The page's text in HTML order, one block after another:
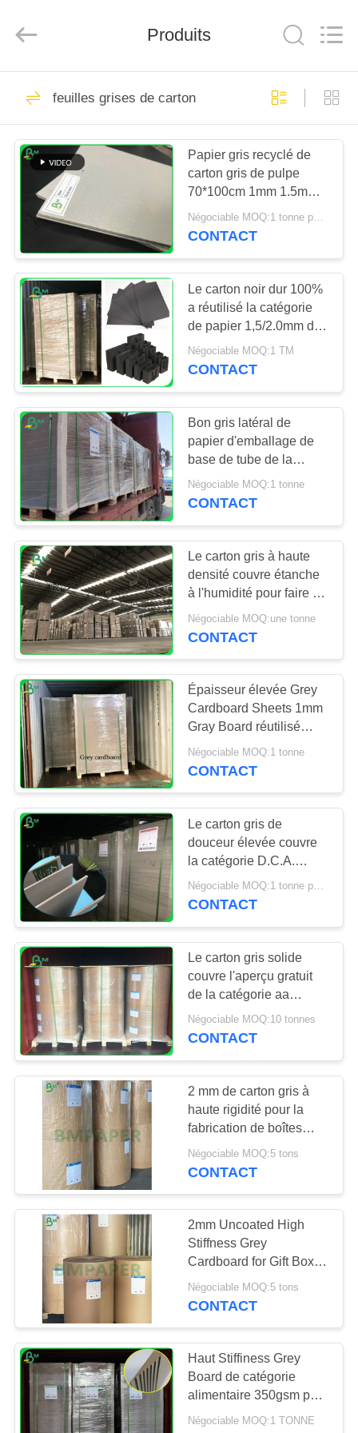
MAISON
PRODUITS
SUJET
NOUS
VISITE
D'USINE
CONTRÔLE
DE
QUALITÉ
CONTACTEZ-
NOUS
NOUVELLES
CAS
PLAN
DU
SITE
PRIVACY
POLICY
LTD..
papier d'emballage
blanc
760
petit pain brun de
papier d'emballage
702
panneau de
revêtement de
papier d'emballage
Papier enduit de PE
409
papier offset
Papier d'art de
lustre
398
Papier non-enduit
de Woodfree
261
Carton de SBS
Produits
feuilles grises de carton
Papier gris recyclé de
carton gris de pulpe
70*100cm 1mm 1.5mm
2mm feuilles de carton
gris pour l'emballage
Négociable MOQ:1 tonne pour la taille spéciale et 10 tonnes pour la taille standard
CONTACT
Le carton noir dur 100%
a réutilisé la catégorie
de papier 1,5/2.0mm de
D.C.A. pour des sacs à
main
Négociable MOQ:1 TM
CONTACT
Bon gris latéral de
papier d'emballage de
base de tube de la
tension 250gsm 350gsm
Doulble
Négociable MOQ:1 tonne
CONTACT
Le carton gris à haute
densité couvre étanche
à l'humidité pour faire la
taille de boîtes adaptée
aux besoins du client
Négociable MOQ:une tonne
CONTACT
Épaisseur élevée Grey
Cardboard Sheets 1mm
Gray Board réutilisé
1.5mm non-enduit
Négociable MOQ:1 tonne
CONTACT
Le carton gris de
douceur élevée couvre
la catégorie D.C.A.
1.5mm 2.0mm 2.5mm
pour l'empaquetage
Négociable MOQ:1 tonne pour la taille spéciale et 10 tonnes pour la taille standard
CONTACT
Le carton gris solide
couvre l'aperçu gratuit
de la catégorie aa
d'épaisseur de 0,3 - de
4MM disponible
Négociable MOQ:10 tonnes
CONTACT
2 mm de carton gris à
haute rigidité pour la
fabrication de boîtes
889*1192 mm
Négociable MOQ:5 tons
CONTACT
2mm Uncoated High
Stiffness Grey
Cardboard for Gift Box
Making
Négociable MOQ:5 tons
CONTACT
Haut Stiffiness Grey
Board de catégorie
alimentaire 350gsm pour
faire le jouet de puzzle
Négociable MOQ:1 TONNE